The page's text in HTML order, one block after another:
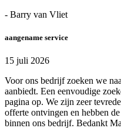
- Barry van Vliet
aangename service
15 juli 2026
Voor ons bedrijf zoeken we
aanbiedt. Een eenvoudige
pagina op. We zijn zeer
offerte ontvingen en hebben
binnen ons bedrijf. Bedankt